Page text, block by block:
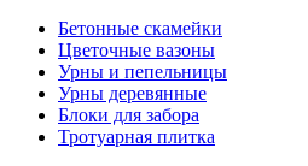
Бетонные скамейки
Цветочные вазоны
Урны и пепельницы
Урны деревянные
Блоки для забора
Тротуарная плитка